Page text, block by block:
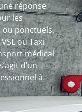
réponse
les
ou ponctuels.
ou Taxi
médical
d’un
à